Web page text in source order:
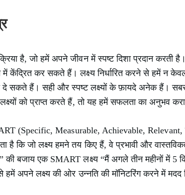
है, जो हमें अपने जीवन में स्पष्ट दिशा प्रदान
में केंद्रित कर सकते हैं। लक्ष्य निर्धारित करने से हमें न
दे सकते हैं। सही और स्पष्ट लक्ष्यों के फ़ायदे अनेक हैं।
को प्राप्त करते हैं, तो यह हमें सफलता का अनुभव
(Specific, Measurable, Achievable,
है कि जो लक्ष्य हमने तय किए हैं, वे प्रभावी और
की बजाय एक SMART लक्ष्य “मैं अगले तीन महीनों में
अपने लक्ष्य की ओर उन्नति की मॉनिटरिंग करने में मदद